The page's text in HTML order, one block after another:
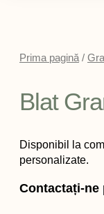
Prima pagină /
Blat
Disponibil la
personalizate.
Contactați-ne